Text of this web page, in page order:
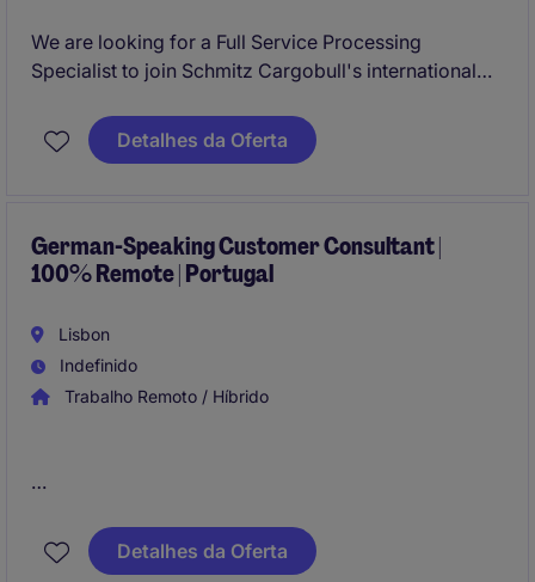
We are looking for a Full Service Processing
Specialist to join Schmitz Cargobull's international
managing contract-related activities, supporting
customers and suppliers, and coordinating
multinational company and gain exposure to
customer service, operations, and contract
Detalhes da Oferta
German-Speaking Customer Consultant |
100% Remote | Portugal
Lisbon
Indefinido
Trabalho Remoto / Híbrido
Consultants who are passionate about customer
service, building long-term customer relationships,
Detalhes da Oferta